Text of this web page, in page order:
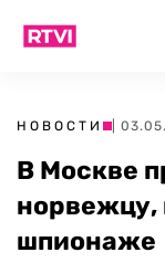
НОВОСТИ |
В Москве
норвежцу,
шпионаже